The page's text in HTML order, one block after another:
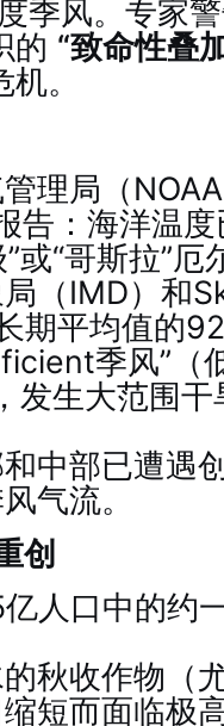
季风。专家
的 “致命性叠
。
理局（
告：海洋温
或“哥斯拉”厄
局（IMD）和
期平均值的
季风”（
发生大范围
和中部已遭遇
气流。
创
人口中的约
的秋收作物（
短而面临极